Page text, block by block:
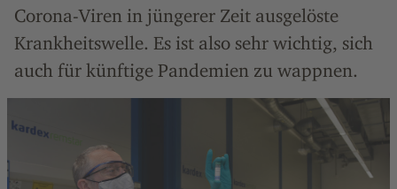
Corona-Viren in jüngerer Zeit ausgelöste
Krankheitswelle. Es ist also sehr wichtig, sich
auch für künftige Pandemien zu wappnen.